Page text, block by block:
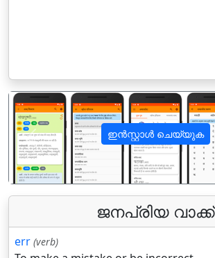
ഇൻസ്റ്റാൾ ചെയ്യുക
पिछला
ജനപ്രിയ വാക്ക്
err (verb)